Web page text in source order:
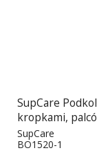
SupCare
kropkami,
SupCare
BO1520-1